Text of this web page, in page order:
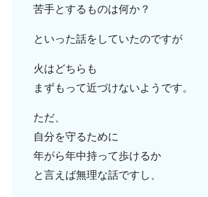
苦手とするものは何か？
といった話をしていたのですが
火はどちらも
まずもって近づけないようです。
ただ、
自分を守るために
年がら年中持って歩けるか
と言えば無理な話ですし、